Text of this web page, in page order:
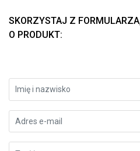
SKORZYSTAJ Z
O PRODUKT: